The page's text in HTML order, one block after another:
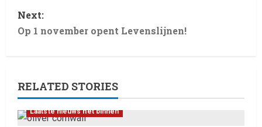
Next:
Op 1 november opent Levenslijnen!
RELATED STORIES
Laatste nieuws net binnen